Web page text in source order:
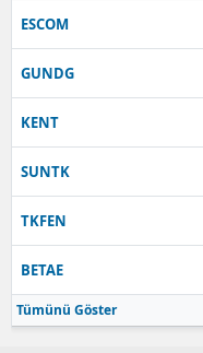
ESCOM
GUNDG
KENT
SUNTK
TKFEN
BETAE
Tümünü Göster